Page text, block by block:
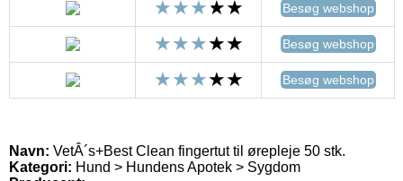
Besøg webshop
Besøg webshop
Besøg webshop
Navn: VetÂ´s+Best Clean fingertut til ørepleje 50 stk.
Kategori: Hund > Hundens Apotek > Sygdom